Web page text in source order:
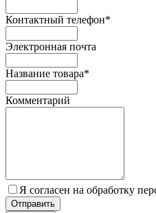
Контактный телефон*
Электронная почта
Название товара*
Комментарий
Я согласен на обработку